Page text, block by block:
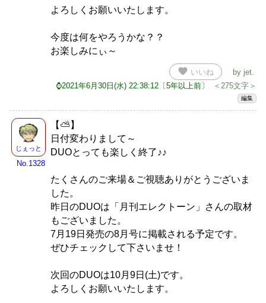
よろしくお願いいたします。
今度は何をやろうかな？？
お楽しみにぃ～
favorite いいね by jet
⌚2021年6月30日(水) 22:38:12〔5年以上前〕
＜275文字＞
編集
じぇっと
No.1328
【⛅】
日付変わりまして～
DUOとっても楽しく終了♪♪
たくさんのご来場＆ご視聴ありがとうございま
した。
昨日のDUOは「月刊エレクトーン」さんの取材
もございました。
7月19日発売の8月号に掲載される予定です。
ぜひチェックして下さいませ！
次回のDUOは10月9日(土)です。
よろしくお願いいたします。